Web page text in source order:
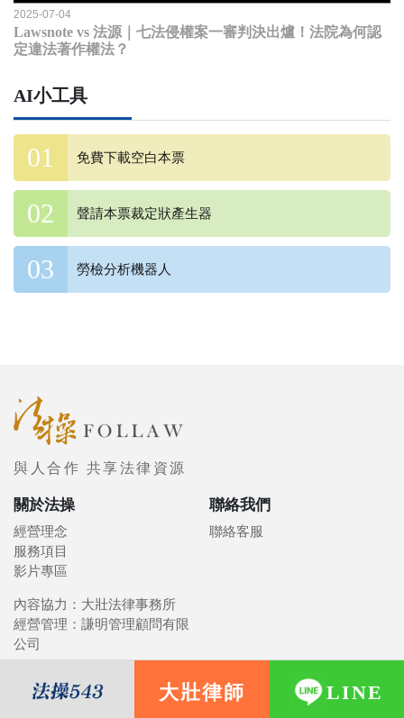
2025-07-04
Lawsnote vs 法源｜七法侵權案一審判決出爐！法院為何認
定違法著作權法？
AI小工具
免費下載空白本票
聲請本票裁定狀產生器
勞檢分析機器人
與人合作 共享法律資源
關於法操
經營理念
服務項目
影片專區
聯絡我們
聯絡客服
內容協力：大壯法律事務所
經營管理：謙明管理顧問有限
公司
大壯律師 LINE